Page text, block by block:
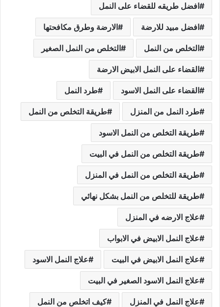
افضل طريقه للقضاء على النمل
افضل مبيد للارضة الارضة وطرق مكافحتها
التخلص من النمل التخلص من النمل الصغير
القضاء على النمل الابيض الارضة
القضاء على النمل الاسود طرد النمل
طرد النمل من المنزل طريقة التخلص من النمل
طريقة التخلص من النمل الاسود
طريقة التخلص من النمل في البيت
طريقة التخلص من النمل في المنزل
طريقة للتخلص من النمل بشكل نهائي
علاج الارضه في المنزل
علاج النمل الابيض في الابواب
علاج النمل الابيض في البيت علاج النمل الاسود
علاج النمل الاسود الصغير في البيت
علاج النمل في المنزل كيف اتخلص من النمل